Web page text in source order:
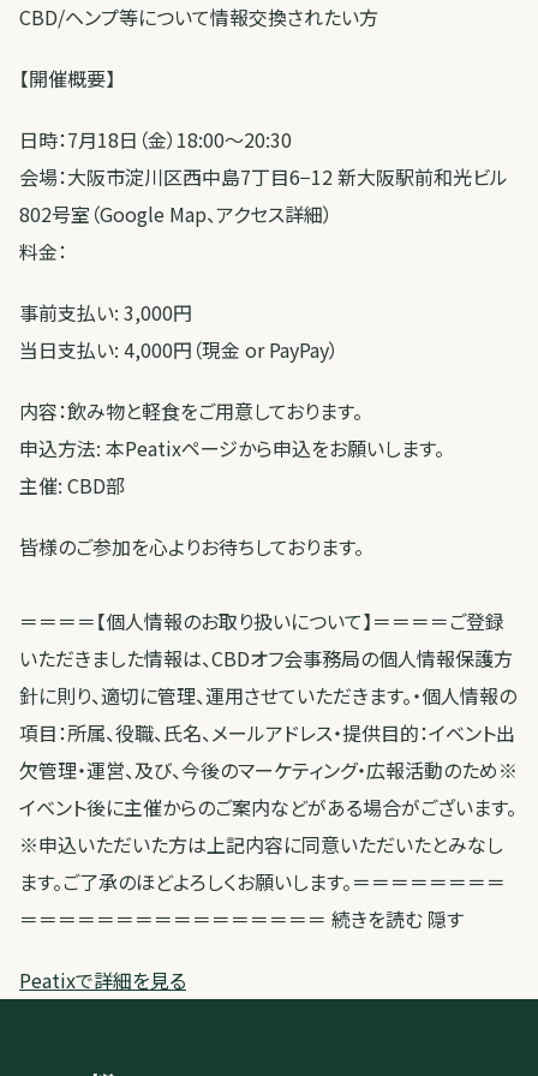
CBD/ヘンプ等について情報交換されたい方
【開催概要】
日時：7月18日（金）18:00～20:30
会場：大阪市淀川区西中島7丁目6−12 新大阪駅前和光ビル
802号室（Google Map、アクセス詳細）
料金：
事前支払い: 3,000円
当日支払い: 4,000円（現金 or PayPay）
内容：飲み物と軽食をご用意しております。
申込方法: 本Peatixページから申込をお願いします。
主催: CBD部
皆様のご参加を心よりお待ちしております。
＝＝＝＝【個人情報のお取り扱いについて】＝＝＝＝ご登録
いただきました情報は、CBDオフ会事務局の個人情報保護方
針に則り、適切に管理、運用させていただきます。・個人情報の
項目：所属、役職、氏名、メールアドレス・提供目的：イベント出
欠管理・運営、及び、今後のマーケティング・広報活動のため※
イベント後に主催からのご案内などがある場合がございます。
※申込いただいた方は上記内容に同意いただいたとみなし
ます。ご了承のほどよろしくお願いします。＝＝＝＝＝＝＝＝
＝＝＝＝＝＝＝＝＝＝＝＝＝＝＝＝ 続きを読む 隠す
Peatixで詳細を見る